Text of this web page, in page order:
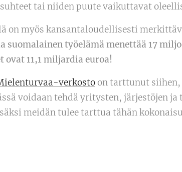
tai niiden puute vaikuttavat
on myös kansantaloudellisesti
suomalainen työelämä menettää 17
11,1 miljardia euroa!
verkosto on tarttunut
voidaan tehdä yritysten, järjestöjen
meidän tulee tarttua tähän